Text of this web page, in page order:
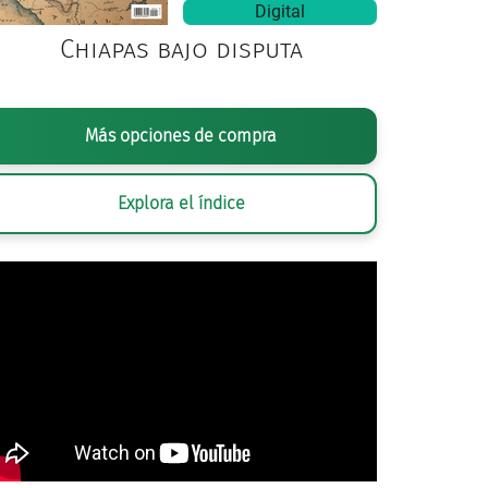
Digital
Chiapas bajo disputa
Más opciones de compra
Explora el índice